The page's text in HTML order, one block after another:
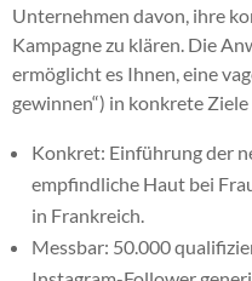
Unternehmen davon, ihre
Kampagne zu klären. Die
ermöglicht es Ihnen, eine
gewinnen“) in konkrete
Konkret: Einführung der
empfindliche Haut bei
in Frankreich.
Messbar: 50.000